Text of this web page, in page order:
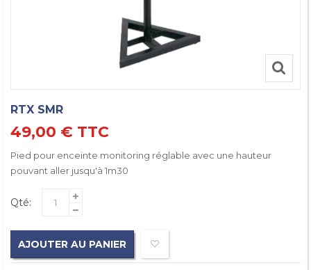
RTX SMR
49,00 € TTC
Pied pour enceinte monitoring réglable avec une hauteur
pouvant aller jusqu'à 1m30
Qté:
AJOUTER AU PANIER